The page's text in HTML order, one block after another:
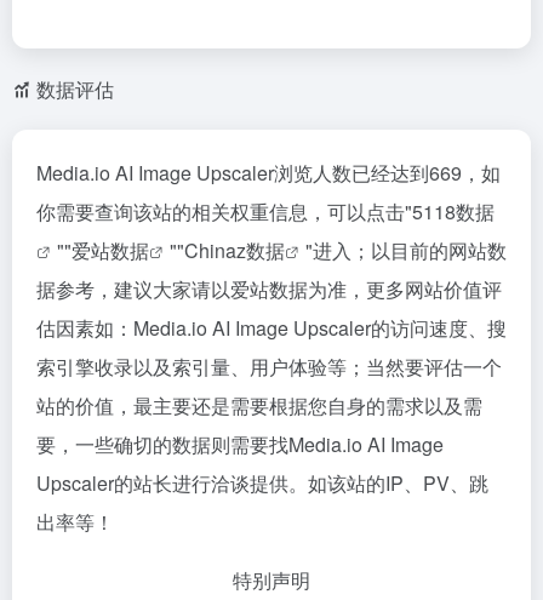
数据评估
Media.io AI Image Upscaler浏览人数已经达到669，如
你需要查询该站的相关权重信息，可以点击"5118数据
""爱站数据 ""Chinaz数据
"进入；以目前的网站数
据参考，建议大家请以爱站数据为准，更多网站价值评
估因素如：Media.io AI Image Upscaler的访问速度、搜
索引擎收录以及索引量、用户体验等；当然要评估一个
站的价值，最主要还是需要根据您自身的需求以及需
要，一些确切的数据则需要找Media.io AI Image
Upscaler的站长进行洽谈提供。如该站的IP、PV、跳
出率等！
特别声明